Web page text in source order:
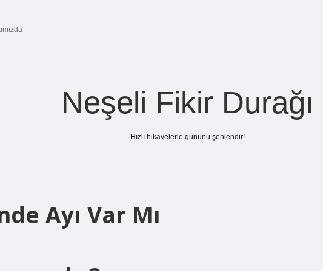
Neşeli Fikir Durağı
Hızlı hikayelerle gününü şenlendir!
Ayı Var Mı